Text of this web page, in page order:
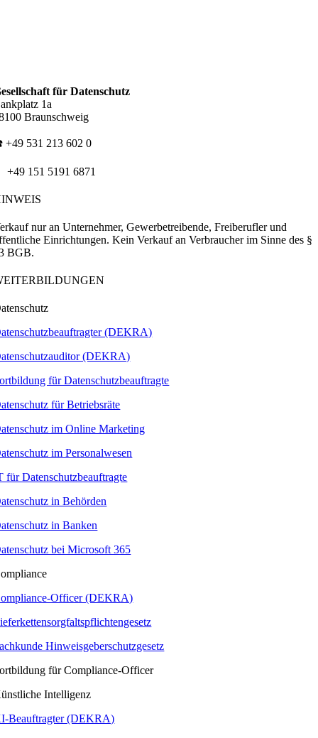
für Datenschutz
1a
Braunschweig
+49 531 213 602 0
+49 151 5191 6871
nur an Unternehmer, Gewerbetreibende, Freiberufler und
Einrichtungen. Kein Verkauf an Verbraucher im Sinne des §
BGB.
(DEKRA)
(DEKRA)
für Datenschutzbeauftragte
für Betriebsräte
im Online Marketing
im Personalwesen
für Datenschutzbeauftragte
in Behörden
in Banken
bei Microsoft 365
Officer (DEKRA)
Hinweisgeberschutzgesetz
für Compliance-Officer
Intelligenz
Beauftragter (DEKRA)